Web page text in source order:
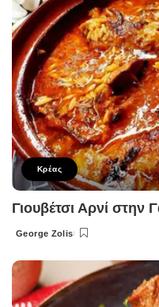
Κρέας
Γιουβέτσι Αρνί στην
Posted
George Zolis